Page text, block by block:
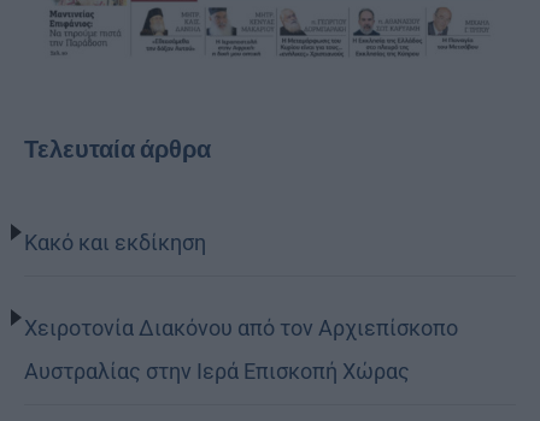
Τελευταία άρθρα
Κακό και εκδίκηση
Χειροτονία Διακόνου από τον Αρχιεπίσκοπο
Αυστραλίας στην Ιερά Επισκοπή Χώρας